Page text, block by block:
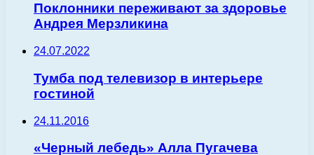
Поклонники переживают за здоровье
Андрея Мерзликина
24.07.2022
Тумба под телевизор в интерьере
гостиной
24.11.2016
«Черный лебедь» Алла Пугачева